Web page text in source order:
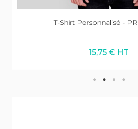
T-Shirt Personnalisé -
15,75 € HT